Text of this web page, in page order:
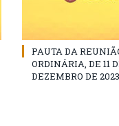
PAUTA DA
ORDINÁRIA, DE 11
DEZEMBRO DE 2023